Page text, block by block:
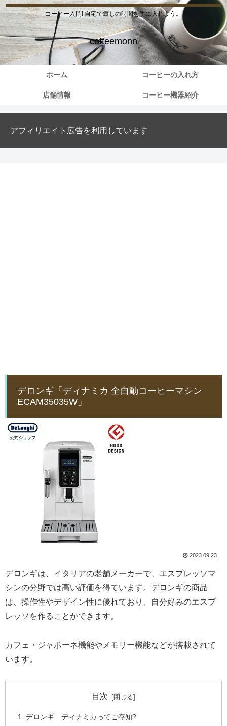
コーヒー入門! 自宅で癒しの時間を手に入れよう。
coffeemonn
ホーム コーヒーの入れ方
店舗情報 コーヒー機器紹介
アフィリエイト広告を利用しています
デロンギ「ディナミカ 全自動コーヒーマシン
ECAM35035W」
2023.09.23
デロンギは、イタリアの老舗メーカーで、エスプレッソマ
シンの分野では高い評価を得ています。デロンギの商品
は、操作性やデザイン性に優れており、自分好みのエスプ
レッソを作ることができます。
カフェ・ジャポーネ機能やメモリー機能などが搭載されて
います。
目次
デロンギ ディナミカってご存知?